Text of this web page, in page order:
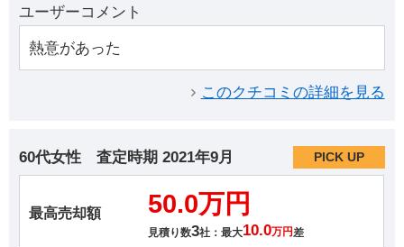
ユーザーコメント
熱意があった
このクチコミの詳細を見る
60代女性 査定時期 2021年9月 PICK UP
最高売却額 50.0万円
見積り数3社：最大10.0万円 差